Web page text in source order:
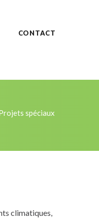
CONTACT
spéciaux
climatiques,